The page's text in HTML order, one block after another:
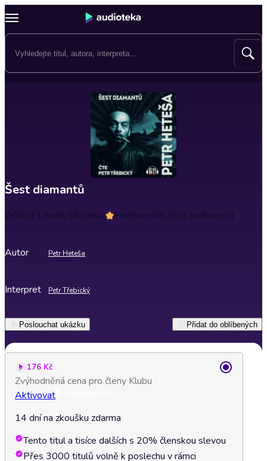
Šest diamantů
Délka13 hodin 58 minut Hodnocení4.3(14 hodnocení)
Autor Petr Heteša
Interpret Petr Třebický
Poslouchat ukázku Přidat do oblíbených
176 Kč
Zvýhodněná cena pro členy Klubu
Aktivovat
14 dní na zkoušku zdarma
Tento titul a tisíce dalších s 20% členskou slevou
Přes 3000 titulů volně k poslechu v rámci